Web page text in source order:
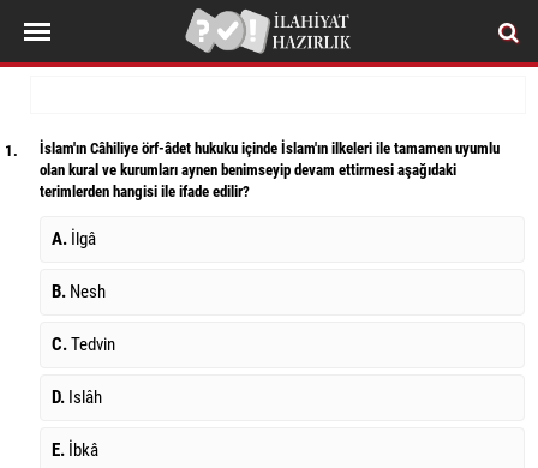
1.
İslam'ın Câhiliye örf-âdet hukuku içinde İslam'ın ilkeleri ile tamamen uyumlu
olan kural ve kurumları aynen benimseyip devam ettirmesi aşağıdaki
terimlerden hangisi ile ifade edilir?
A. İlgâ
B. Nesh
C.Tedvin
D. Islâh
E. İbkâ